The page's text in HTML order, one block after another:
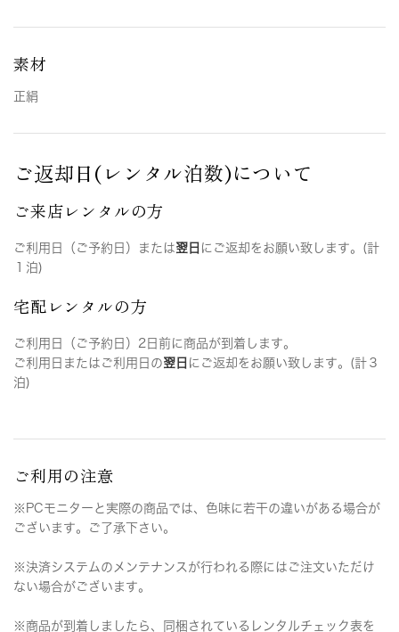
素材
正絹
ご返却日(レンタル泊数)について
ご来店レンタルの方
ご利用日（ご予約日）または翌日 にご返却をお願い致します。(計
１泊)
宅配レンタルの方
ご利用日（ご予約日）2日前に商品が到着します。
ご利用日またはご利用日の翌日 にご返却をお願い致します。(計３
泊)
ご利用の注意
※PCモニターと実際の商品では、色味に若干の違いがある場合が
ございます。ご了承下さい。
※決済システムのメンテナンスが行われる際にはご注文いただけ
ない場合がございます。
※商品が到着しましたら、同梱されているレンタルチェック表を